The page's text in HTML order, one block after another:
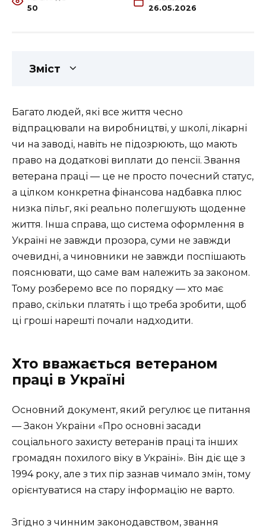
50 26.05.2026
Зміст
Багато людей, які все життя чесно
відпрацювали на виробництві, у школі, лікарні
чи на заводі, навіть не підозрюють, що мають
право на додаткові виплати до пенсії. Звання
ветерана праці — це не просто почесний статус,
а цілком конкретна фінансова надбавка плюс
низка пільг, які реально полегшують щоденне
життя. Інша справа, що система оформлення в
Україні не завжди прозора, суми не завжди
очевидні, а чиновники не завжди поспішають
пояснювати, що саме вам належить за законом.
Тому розберемо все по порядку — хто має
право, скільки платять і що треба зробити, щоб
ці гроші нарешті почали надходити.
Хто вважається ветераном
праці в Україні
Основний документ, який регулює це питання
— Закон України «Про основні засади
соціального захисту ветеранів праці та інших
громадян похилого віку в Україні». Він діє ще з
1994 року, але з тих пір зазнав чимало змін, тому
орієнтуватися на стару інформацію не варто.
Згідно з чинним законодавством, звання